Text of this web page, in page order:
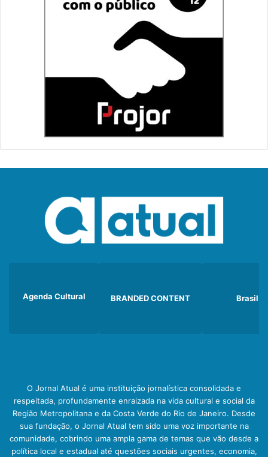
Agenda Cultural BRANDED CONTENT Brasil
O Jornal Atual é uma instituição jornalística consolidada e
respeitada, profundamente enraizada na vida cultural e social da
Região Metropolitana e da Costa Verde do Rio de Janeiro. Desde
sua fundação, o Jornal Atual tem sido uma voz importante na
comunidade, cobrindo uma ampla gama de temas que vão desde a
política local e estadual até questões sociais urgentes, economia,